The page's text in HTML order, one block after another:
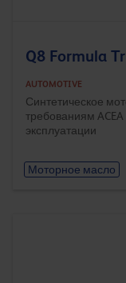
Q8 Formula
AUTOMOTIVE
Синтетическое
требованиям
эксплуатации
Моторное масло